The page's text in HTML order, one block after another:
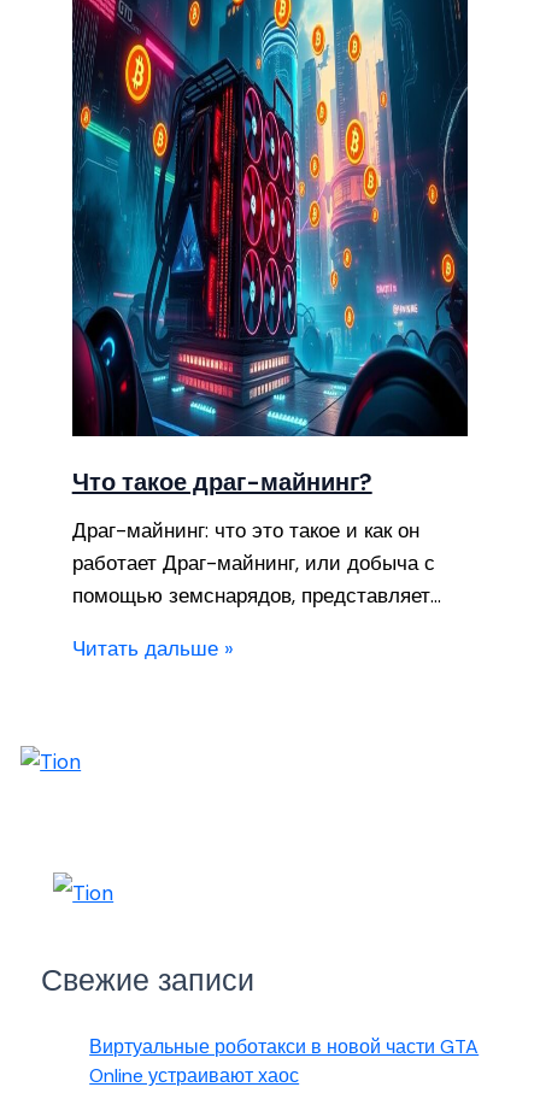
Что такое драг-майнинг?
Драг-майнинг: что это такое и как он
работает Драг-майнинг, или добыча с
помощью земснарядов, представляет…
Читать дальше »
Свежие записи
Виртуальные роботакси в новой части GTA
Online устраивают хаос